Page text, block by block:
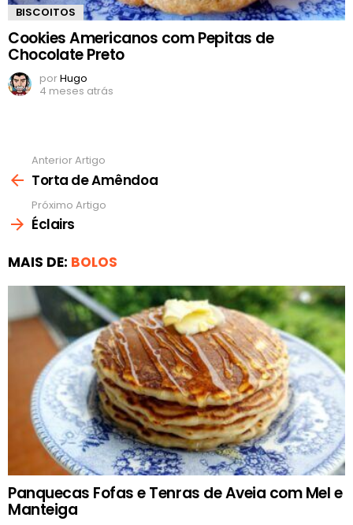
BISCOITOS
Cookies Americanos com Pepitas de
Chocolate Preto
porHugo
4 meses atrás
mais
Anterior Artigo
Torta de Amêndoa
Próximo Artigo
Éclairs
MAIS DE: BOLOS
Panquecas Fofas e Tenras de Aveia com Mel e
Manteiga